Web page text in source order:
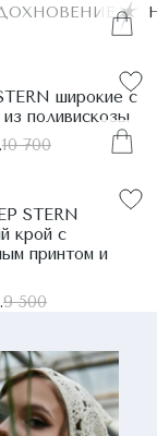
широкие с
поливискозы
10 700
STERN
крой с
принтом и
9 500